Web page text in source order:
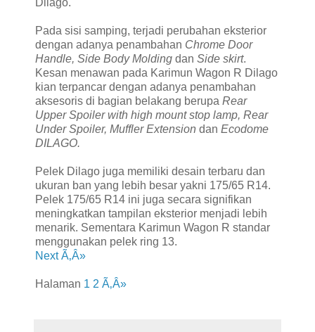
Dilago.
Pada sisi samping, terjadi perubahan eksterior
dengan adanya penambahan Chrome Door
Handle, Side Body Molding dan Side skirt.
Kesan menawan pada Karimun Wagon R Dilago
kian terpancar dengan adanya penambahan
aksesoris di bagian belakang berupa Rear
Upper Spoiler with high mount stop lamp, Rear
Under Spoiler, Muffler Extension dan Ecodome
DILAGO.
Pelek Dilago juga memiliki desain terbaru dan
ukuran ban yang lebih besar yakni 175/65 R14.
Pelek 175/65 R14 ini juga secara signifikan
meningkatkan tampilan eksterior menjadi lebih
menarik. Sementara Karimun Wagon R standar
menggunakan pelek ring 13.
Next Ã‚Â»
Halaman 1 2 Ã‚Â»